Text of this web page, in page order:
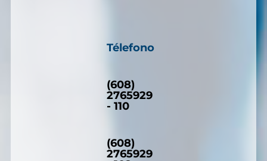
Télefono
(608)
2765929
- 110
(608)
2765929